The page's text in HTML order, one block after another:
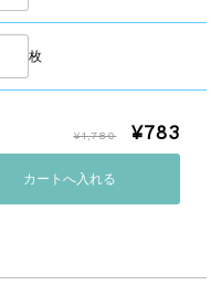
枚
¥1,780 ¥783